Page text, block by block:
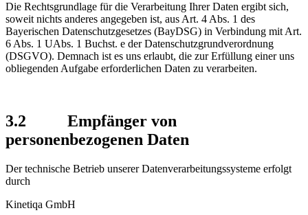
Die Rechtsgrundlage für die Verarbeitung Ihrer Daten ergibt sich,
soweit nichts anderes angegeben ist, aus Art. 4 Abs. 1 des
Bayerischen Datenschutzgesetzes (BayDSG) in Verbindung mit Art.
6 Abs. 1 UAbs. 1 Buchst. e der Datenschutzgrundverordnung
(DSGVO). Demnach ist es uns erlaubt, die zur Erfüllung einer uns
obliegenden Aufgabe erforderlichen Daten zu verarbeiten.
3.2 Empfänger von
personenbezogenen Daten
Der technische Betrieb unserer Datenverarbeitungssysteme erfolgt
durch
Kinetiqa GmbH